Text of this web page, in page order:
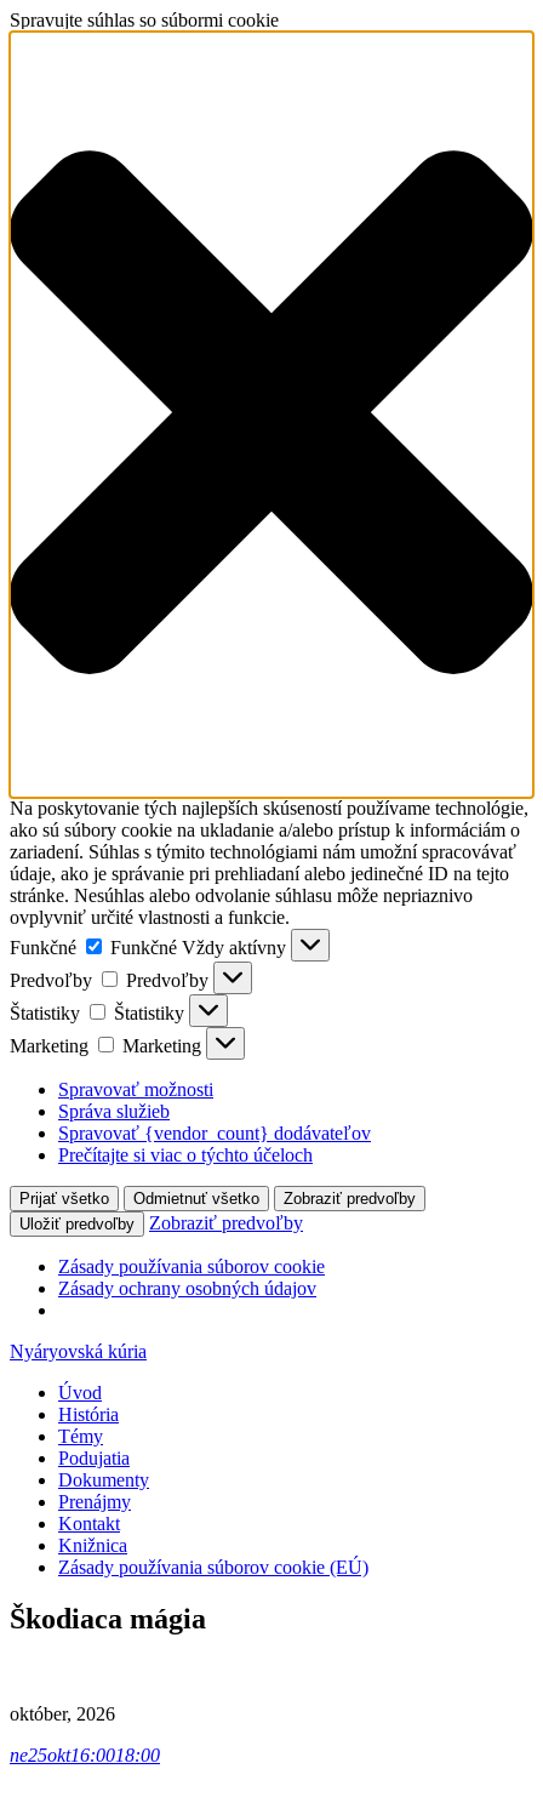
Spravujte súhlas so súbormi cookie
Na poskytovanie tých najlepších skúseností používame technológie,
ako sú súbory cookie na ukladanie a/alebo prístup k informáciám o
zariadení. Súhlas s týmito technológiami nám umožní spracovávať
údaje, ako je správanie pri prehliadaní alebo jedinečné ID na tejto
stránke. Nesúhlas alebo odvolanie súhlasu môže nepriaznivo
ovplyvniť určité vlastnosti a funkcie.
Funkčné
Funkčné Vždy aktívny
Predvoľby
Predvoľby
Štatistiky
Štatistiky
Marketing
Marketing
Spravovať možnosti
Správa služieb
Spravovať {vendor_count} dodávateľov
Prečítajte si viac o týchto účeloch
Prijať všetko Odmietnuť všetko
Zobraziť predvoľby
Uložiť predvoľby
Zobraziť predvoľby
Zásady používania súborov cookie
Zásady ochrany osobných údajov
Nyáryovská kúria
Úvod
História
Témy
Podujatia
Dokumenty
Prenájmy
Kontakt
Knižnica
Zásady používania súborov cookie (EÚ)
Škodiaca mágia
október, 2026
ne25okt16:0018:00